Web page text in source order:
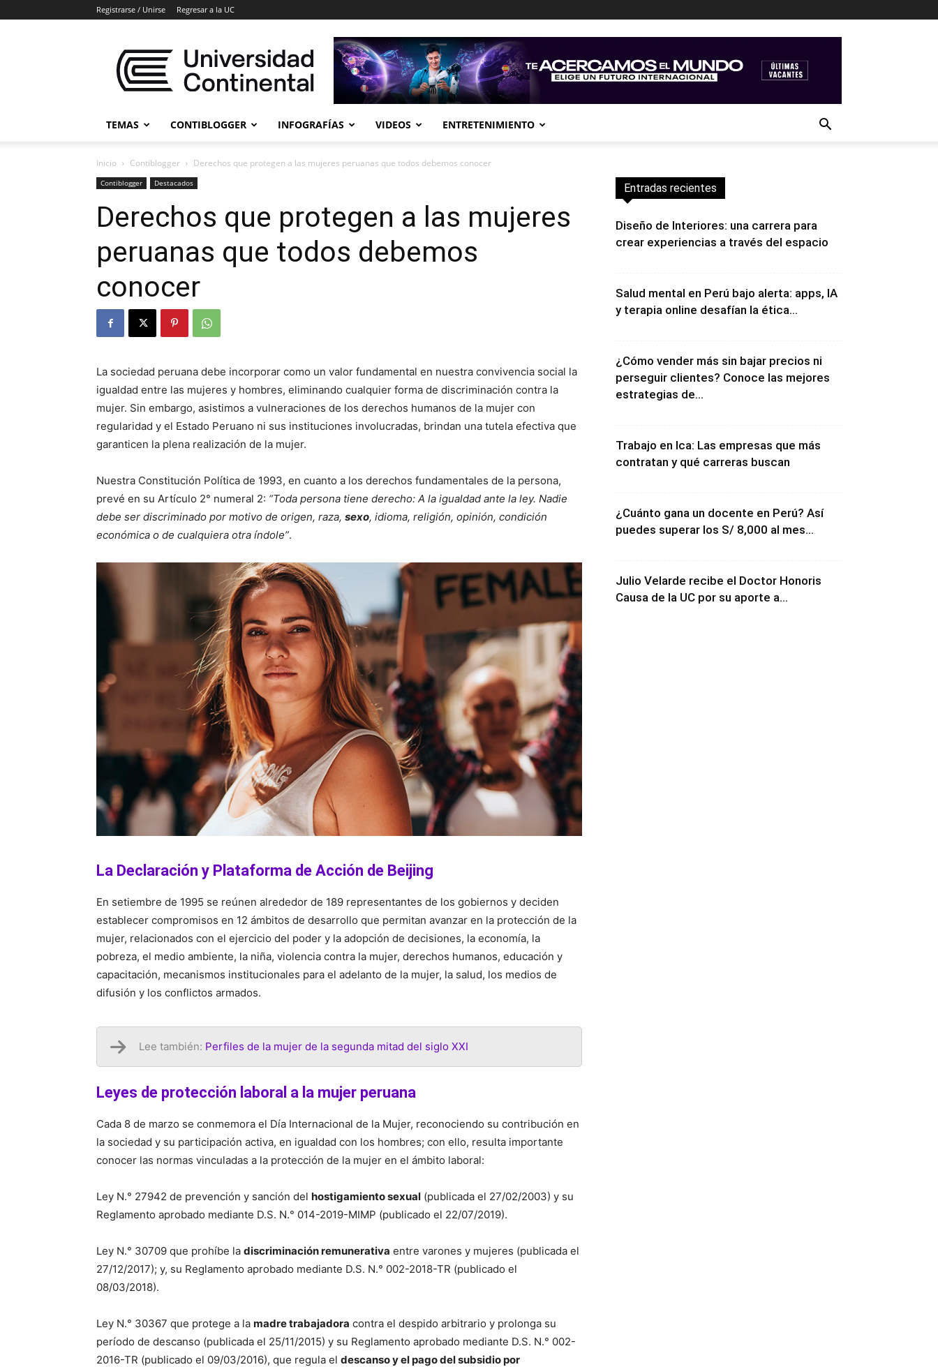
Registrarse / Unirse Regresar a la UC
Universidad
Continental
TEMAS CONTIBLOGGER INFOGRAFÍAS VIDEOS ENTRETENIMIENTO
Inicio Contiblogger Derechos que protegen a las mujeres peruanas que todos debemos conocer
Contiblogger Destacados
Derechos que protegen a las mujeres
peruanas que todos debemos
conocer
La sociedad peruana debe incorporar como un valor fundamental en nuestra convivencia social la
igualdad entre las mujeres y hombres, eliminando cualquier forma de discriminación contra la
mujer. Sin embargo, asistimos a vulneraciones de los derechos humanos de la mujer con
regularidad y el Estado Peruano ni sus instituciones involucradas, brindan una tutela efectiva que
garanticen la plena realización de la mujer.
Nuestra Constitución Política de 1993, en cuanto a los derechos fundamentales de la persona,
prevé en su Artículo 2° numeral 2: “Toda persona tiene derecho: A la igualdad ante la ley. Nadie
debe ser discriminado por motivo de origen, raza, sexo, idioma, religión, opinión, condición
económica o de cualquiera otra índole”.
La Declaración y Plataforma de Acción de Beijing
En setiembre de 1995 se reúnen alrededor de 189 representantes de los gobiernos y deciden
establecer compromisos en 12 ámbitos de desarrollo que permitan avanzar en la protección de la
mujer, relacionados con el ejercicio del poder y la adopción de decisiones, la economía, la
pobreza, el medio ambiente, la niña, violencia contra la mujer, derechos humanos, educación y
capacitación, mecanismos institucionales para el adelanto de la mujer, la salud, los medios de
difusión y los conflictos armados.
Lee también: Perfiles de la mujer de la segunda mitad del siglo XXI
Leyes de protección laboral a la mujer peruana
Cada 8 de marzo se conmemora el Día Internacional de la Mujer, reconociendo su contribución en
la sociedad y su participación activa, en igualdad con los hombres; con ello, resulta importante
conocer las normas vinculadas a la protección de la mujer en el ámbito laboral:
Ley N.° 27942 de prevención y sanción del hostigamiento sexual (publicada el 27/02/2003) y su
Reglamento aprobado mediante D.S. N.° 014-2019-MIMP (publicado el 22/07/2019).
Ley N.° 30709 que prohíbe la discriminación remunerativa entre varones y mujeres (publicada el
27/12/2017); y, su Reglamento aprobado mediante D.S. N.° 002-2018-TR (publicado el
08/03/2018).
Ley N.° 30367 que protege a la madre trabajadora contra el despido arbitrario y prolonga su
período de descanso (publicada el 25/11/2015) y su Reglamento aprobado mediante D.S. N.° 002-
2016-TR (publicado el 09/03/2016), que regula el descanso y el pago del subsidio por
Entradas recientes
Diseño de Interiores: una carrera para
crear experiencias a través del espacio
Salud mental en Perú bajo alerta: apps, IA
y terapia online desafían la ética...
¿Cómo vender más sin bajar precios ni
perseguir clientes? Conoce las mejores
estrategias de...
Trabajo en Ica: Las empresas que más
contratan y qué carreras buscan
¿Cuánto gana un docente en Perú? Así
puedes superar los S/ 8,000 al mes...
Julio Velarde recibe el Doctor Honoris
Causa de la UC por su aporte a...